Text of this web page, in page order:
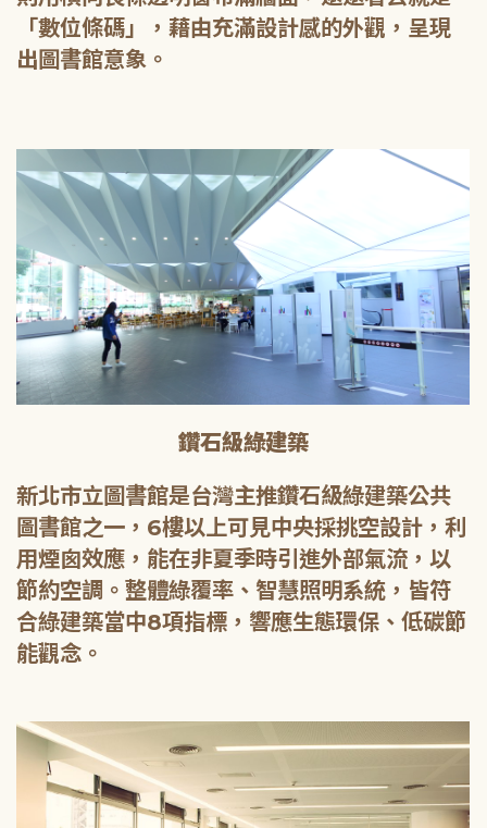
「數位條碼」，藉由充滿設計感的外觀，呈現
出圖書館意象。
鑽石級綠建築
新北市立圖書館是台灣主推鑽石級綠建築公共
圖書館之一，6樓以上可見中央採挑空設計，利
用煙囪效應，能在非夏季時引進外部氣流，以
節約空調。整體綠覆率、智慧照明系統，皆符
合綠建築當中8項指標，響應生態環保、低碳節
能觀念。